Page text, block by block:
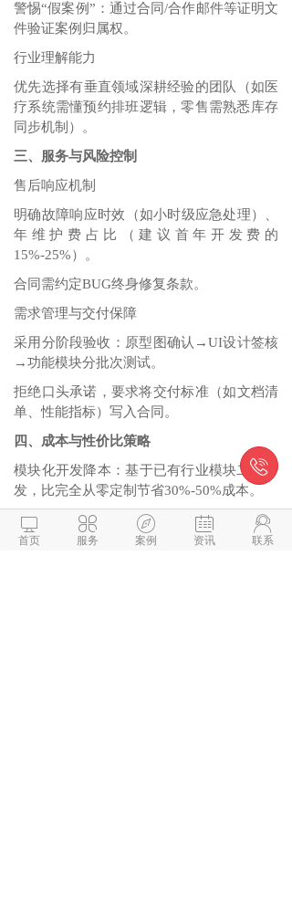
警惕“假案例”：通过合同/合作邮件等证明文
件验证案例归属权‌。
行业理解能力‌
优先选择有‌垂直领域深耕经验‌的团队（如医
疗系统需懂预约排班逻辑，零售需熟悉库存
同步机制）‌。
三、服务与风险控制
售后响应机制‌
明确‌故障响应时效‌（如小时级应急处理）、
年维护费占比（建议首年开发费的
15%-25%）‌。
合同需约定‌BUG终身修复‌条款‌。
需求管理与交付保障‌
采用‌分阶段验收‌：原型图确认→UI设计签核
→功能模块分批次测试‌。
拒绝口头承诺，要求将‌交付标准‌（如文档清
单、性能指标）写入合同‌。
四、成本与性价比策略
模块化开发降本‌：基于已有行业模块二次开
发，比完全从零定制节省30%-50%成本‌。
避开价格陷阱‌：报价显著低于市场均价（如
全定制开发报价＜5万）需警惕后续增项或

首页

服务

案例

资讯

联系
